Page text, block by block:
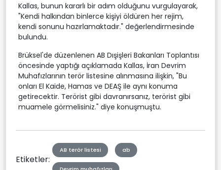
Kallas, bunun kararlı bir adım olduğunu vurgulayarak,
"Kendi halkından binlerce kişiyi öldüren her rejim,
kendi sonunu hazırlamaktadır." değerlendirmesinde
bulundu.
Brüksel'de düzenlenen AB Dışişleri Bakanları Toplantısı
öncesinde yaptığı açıklamada Kallas, İran Devrim
Muhafızlarının terör listesine alınmasına ilişkin, "Bu
onları El Kaide, Hamas ve DEAŞ ile aynı konuma
getirecektir. Terörist gibi davranırsanız, terörist gibi
muamele görmelisiniz." diye konuşmuştu.
Etiketler:
AB terör listesi ab